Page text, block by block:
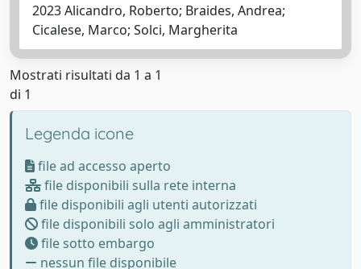
2023 Alicandro, Roberto; Braides, Andrea;
Cicalese, Marco; Solci, Margherita
Mostrati risultati da 1 a 1
di 1
Legenda icone
file ad accesso aperto
file disponibili sulla rete interna
file disponibili agli utenti autorizzati
file disponibili solo agli amministratori
file sotto embargo
nessun file disponibile